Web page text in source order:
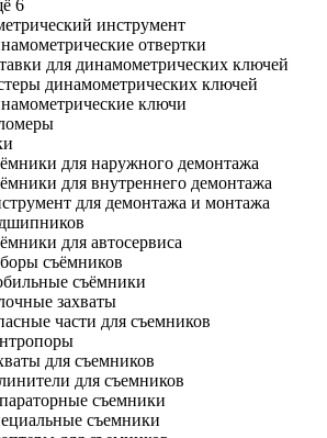
6
инструмент
отвертки
для динамометрических ключей
динамометрических ключей
ключи
для наружного демонтажа
для внутреннего демонтажа
для демонтажа и монтажа
для автосервиса
съёмников
съёмники
захваты
части для съемников
для съемников
для съемников
съемники
съемники